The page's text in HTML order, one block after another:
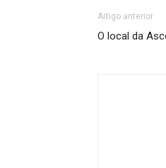
Artigo anterior
O local da